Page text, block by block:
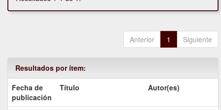
Anterior 1 Siguiente
Resultados por ítem:
Fecha de
publicación
Título Autor(es)